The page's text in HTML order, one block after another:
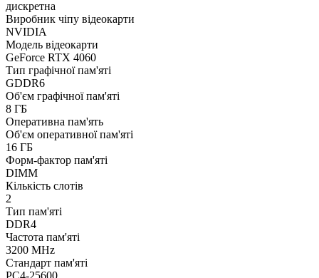
дискретна
Виробник чіпу відеокарти
NVIDIA
Модель відеокарти
GeForce RTX 4060
Тип графічної пам'яті
GDDR6
Об'єм графічної пам'яті
8 ГБ
Оперативна пам'ять
Об'єм оперативної пам'яті
16 ГБ
Форм-фактор пам'яті
DIMM
Кількість слотів
2
Тип пам'яті
DDR4
Частота пам'яті
3200 MHz
Стандарт пам'яті
PC4-25600